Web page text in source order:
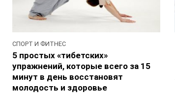
СПОРТ И ФИТНЕС
5 простых «тибетских»
упражнений, которые всего за 15
минут в день восстановят
молодость и здоровье